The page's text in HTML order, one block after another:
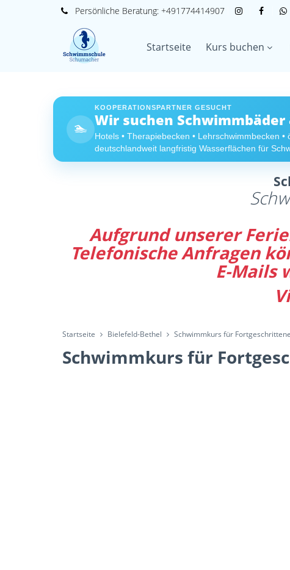
Persönliche Beratung: +491774414907
Startseite Kurs buchen
🏊
KOOPERATIONSPARTNER GESUCHT
Wir suchen
Hotels • Therapiebecken • Lehrschwimmbecken
deutschlandweit langfristig Wasserflächen für
Aufgrund unserer
Telefonische Anfragen
E-Mails
Startseite Bielefeld-Bethel Schwimmkurs für
Schwimmkurs für